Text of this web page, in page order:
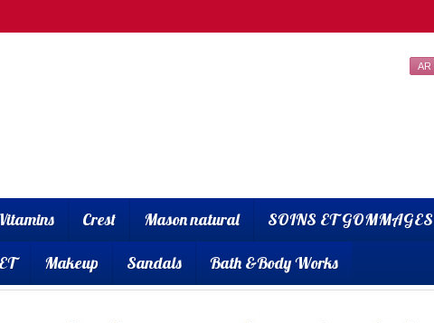
AR
Crest Mason natural SOINS ET GOMMAGES
Makeup Sandals Bath &Body Works